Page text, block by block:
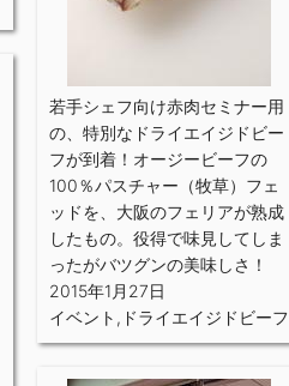
若手シェフ向け赤肉セミナー用
の、特別なドライエイジドビー
フが到着！オージービーフの
100％パスチャー（牧草）フェ
ッドを、大阪のフェリアが熟成
したもの。役得で味見してしま
ったがバツグンの美味しさ！
2015年1月27日
イベント , ドライエイジドビーフ